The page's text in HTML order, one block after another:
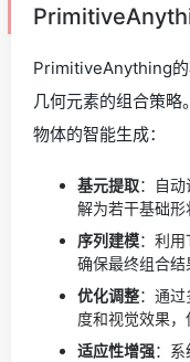
PrimitiveAnything的
几何元素的组合策略
物体的智能生成：
基元提取：自
解为若干基础形
序列建模：利
确保最终组合结
优化调整：通
度和视觉效果，
适应性增强：